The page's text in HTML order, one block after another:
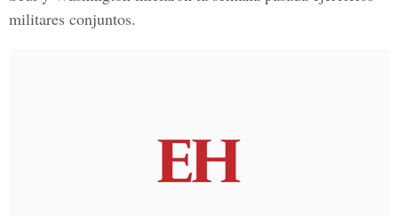
militares conjuntos.